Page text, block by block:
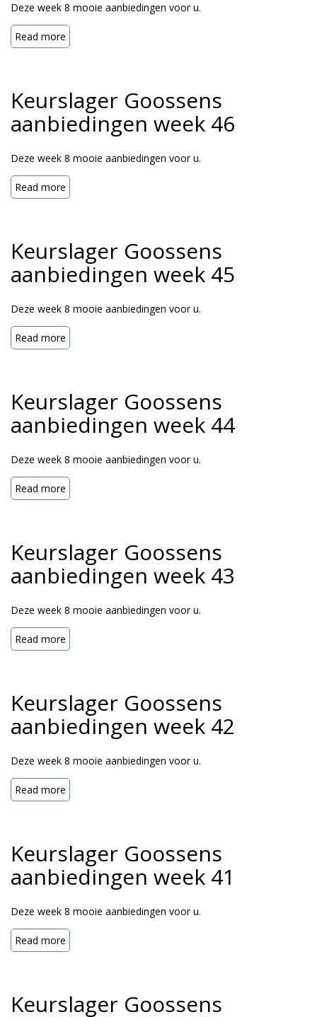
Deze week 8 mooie aanbiedingen voor u.
Read more
Keurslager Goossens
aanbiedingen week 46
Deze week 8 mooie aanbiedingen voor u.
Read more
Keurslager Goossens
aanbiedingen week 45
Deze week 8 mooie aanbiedingen voor u.
Read more
Keurslager Goossens
aanbiedingen week 44
Deze week 8 mooie aanbiedingen voor u.
Read more
Keurslager Goossens
aanbiedingen week 43
Deze week 8 mooie aanbiedingen voor u.
Read more
Keurslager Goossens
aanbiedingen week 42
Deze week 8 mooie aanbiedingen voor u.
Read more
Keurslager Goossens
aanbiedingen week 41
Deze week 8 mooie aanbiedingen voor u.
Read more
Keurslager Goossens